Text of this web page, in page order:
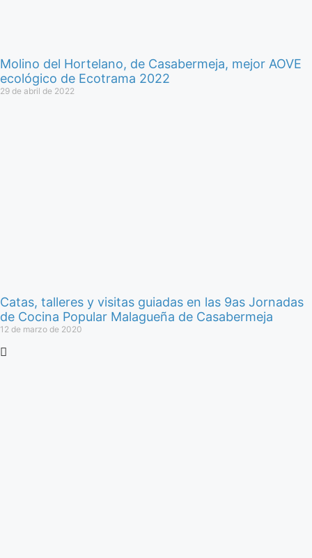
Molino del Hortelano, de Casabermeja, mejor AOVE
ecológico de Ecotrama 2022
29 de abril de 2022
Catas, talleres y visitas guiadas en las 9as Jornadas
de Cocina Popular Malagueña de Casabermeja
12 de marzo de 2020